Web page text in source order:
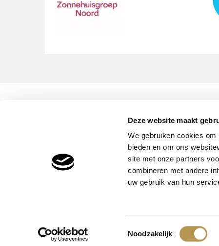
Deze website maakt
We gebruiken cookies
bieden en om ons
site met onze partners
combineren met andere
uw gebruik van hun
Toestemmingsselectie
Noodzakelijk
T
© 2026 Groningen Privacy Policy Cookies